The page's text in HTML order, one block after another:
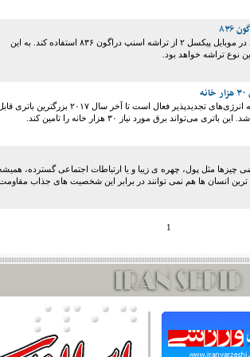
گزارش های جدید نشان می دهد گوگل قصد دارد در موبایل پیکسل ۲ از تراشه اسنپ دراگون ۸۳۶ استفاده کند. به این
با همکاری تسلا موتورز و شرکت نئون که در زمینه انرژی‌های تجدیدپذیر فعال است تا آخر سال ۲۰۱۷ بزرگترین
برق مورد نیاز ۳۰ هزار خانه را تامین کند.
چیزها مثل پول، چهره ی زیبا و یا ارتباطات اجتماعی گسترده،
انسان ها هم نمی توانند در برابر این شخصیت های جذاب
1